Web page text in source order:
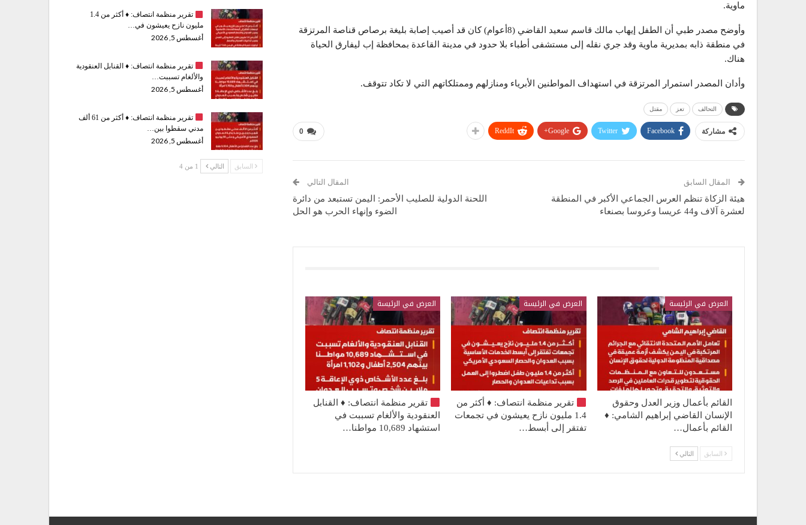
ماوية.
وأوضح مصدر طبي أن الطفل إيهاب مالك قاسم سعيد القاضي (8أعوام) كان قد أصيب إصابة بليغة برصاص قناصة المرتزقة
في منطقة ذابه بمديرية ماوية وقد جري نقله إلى مستشفى أطباء بلا حدود في مدينة القاعدة بمحافظة إب ليفارق الحياة
هناك.
وأدان المصدر استمرار المرتزقة في استهداف المواطنين الأبرياء ومنازلهم وممتلكاتهم التي لا تكاد تتوقف.
التحالف تعز مقتل
0 مشاركة Facebook
Twitter
Google+
ReddIt
المقال السابق
هيئة الزكاة تنظم العرس الجماعي الأكبر في المنطقة
لعشرة آلاف و44 عريسا وعروسا بصنعاء
المقال التالي
اللحنة الدولية للصليب الأحمر: اليمن تستبعد من دائرة
الضوء وإنهاء الحرب هو الحل
العرض في الرئيسة
القائم بأعمال وزير العدل وحقوق
الإنسان القاضي إبراهيم الشامي: ♦️
القائم بأعمال…
العرض في الرئيسة
تقرير منظمة انتصاف: ♦️ أكثر من
1.4 مليون نازح يعيشون في تجمعات
تفتقر إلى أبسط…
العرض في الرئيسة
تقرير منظمة انتصاف: ♦️القنابل
العنقودية والألغام تسببت في
استشهاد 10,689 مواطنا…
السابق التالي
تقرير منظمة انتصاف: ♦️
أكثر من 1.4
مليون نازح يعيشون في…
أغسطس 5, 2026
تقرير منظمة انتصاف: ♦️القنابل العنقودية
والألغام تسببت…
أغسطس 5, 2026
تقرير منظمة انتصاف: ♦️
أكثر من 61 ألف
مدني سقطوا بين…
أغسطس 5, 2026
السابق التالي 1 من 4